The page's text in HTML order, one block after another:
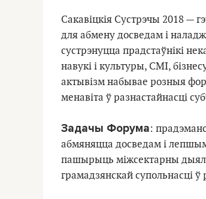
Сакавiцкiя Сустрэчы 2018 —
для абмену досведам і
сустрэнуцца прадстаўнікi
навукі і культуры, СМІ,
актывізм набывае розныя
менавіта ў разнастайнасці
Задачы Форума:
абмяняцца досведам і
пашырыць міжсектарны
грамадзянскай супольнасці ў